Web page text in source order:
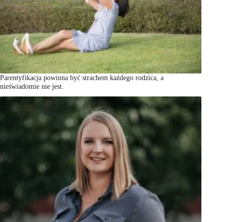
Parentyfikacja powinna być strachem każdego rodzica, a
nieświadomie nie jest.